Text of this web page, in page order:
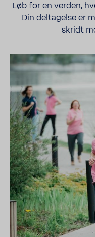
Løb for en verden,
Din delta­gelse er
skridt